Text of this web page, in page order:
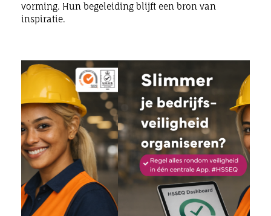
vorming. Hun begeleiding blijft een bron van
inspiratie.